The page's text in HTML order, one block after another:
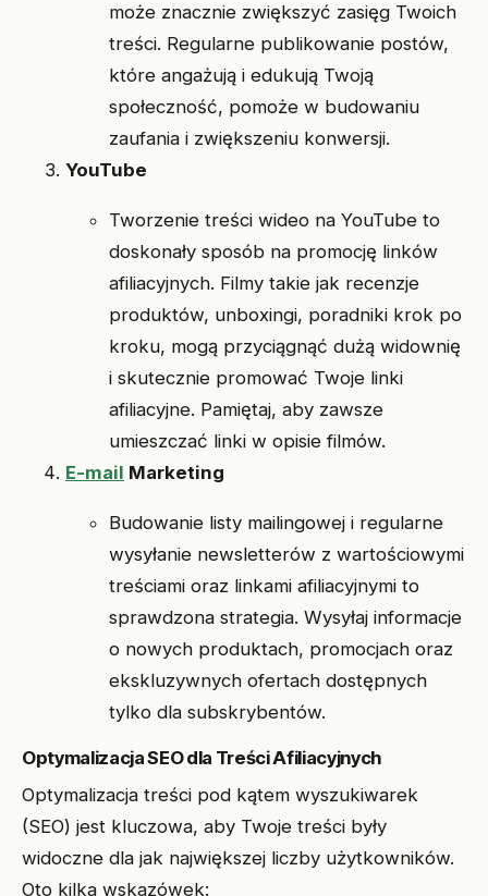
może znacznie zwiększyć zasięg Twoich
treści. Regularne publikowanie postów,
które angażują i edukują Twoją
społeczność, pomoże w budowaniu
zaufania i zwiększeniu konwersji.
YouTube
Tworzenie treści wideo na YouTube to
doskonały sposób na promocję linków
afiliacyjnych. Filmy takie jak recenzje
produktów, unboxingi, poradniki krok po
kroku, mogą przyciągnąć dużą widownię
i skutecznie promować Twoje linki
afiliacyjne. Pamiętaj, aby zawsze
umieszczać linki w opisie filmów.
E-mail Marketing
Budowanie listy mailingowej i regularne
wysyłanie newsletterów z wartościowymi
treściami oraz linkami afiliacyjnymi to
sprawdzona strategia. Wysyłaj informacje
o nowych produktach, promocjach oraz
ekskluzywnych ofertach dostępnych
tylko dla subskrybentów.
Optymalizacja SEO dla Treści Afiliacyjnych
Optymalizacja treści pod kątem wyszukiwarek
(SEO) jest kluczowa, aby Twoje treści były
widoczne dla jak największej liczby użytkowników.
Oto kilka wskazówek: